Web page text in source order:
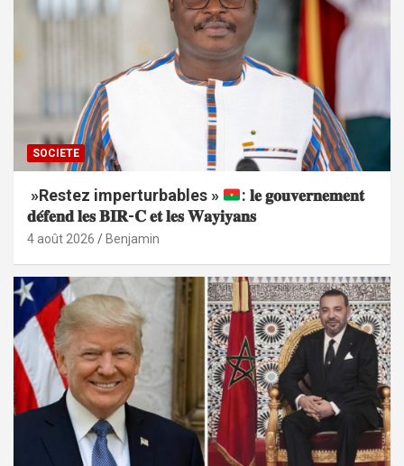
SOCIETE
»Restez imperturbables »
: 𝐥𝐞 𝐠𝐨𝐮𝐯𝐞𝐫𝐧𝐞𝐦𝐞𝐧𝐭
𝐝𝐞́𝐟𝐞𝐧𝐝 𝐥𝐞𝐬 𝐁𝐈𝐑-𝐂 𝐞𝐭 𝐥𝐞𝐬 𝐖𝐚𝐲𝐢𝐲𝐚𝐧𝐬
4 août 2026 Benjamin